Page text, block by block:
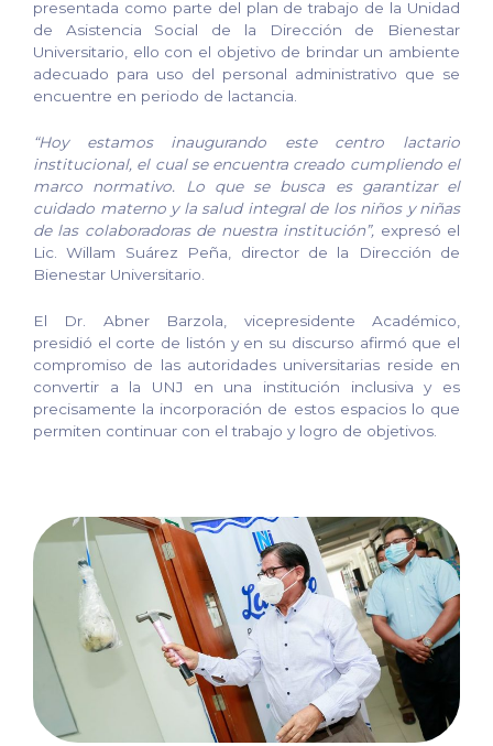
presentada como parte del plan de trabajo de la Unidad
de Asistencia Social de la Dirección de Bienestar
Universitario, ello con el objetivo de brindar un ambiente
adecuado para uso del personal administrativo que se
encuentre en periodo de lactancia.
“Hoy estamos inaugurando este centro lactario
institucional, el cual se encuentra creado cumpliendo el
marco normativo. Lo que se busca es garantizar el
cuidado materno y la salud integral de los niños y niñas
de las colaboradoras de nuestra institución”, expresó el
Lic. Willam Suárez Peña, director de la Dirección de
Bienestar Universitario.
El Dr. Abner Barzola, vicepresidente Académico,
presidió el corte de listón y en su discurso afirmó que el
compromiso de las autoridades universitarias reside en
convertir a la UNJ en una institución inclusiva y es
precisamente la incorporación de estos espacios lo que
permiten continuar con el trabajo y logro de objetivos.